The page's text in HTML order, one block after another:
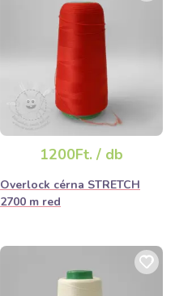
1200Ft. / db
Overlock cérna STRETCH
2700 m red